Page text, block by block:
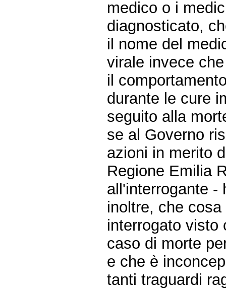
medico o i
diagnosticato,
il nome del
virale invece
il
durante le cure
seguito alla
se al Governo
azioni in merito
Regione Emilia
all'interrogante -
inoltre, che
interrogato visto
caso di morte
e che è
tanti traguardi